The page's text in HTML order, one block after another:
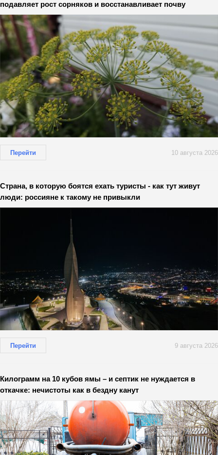
подавляет рост сорняков и восстанавливает почву
Перейти 10 августа 2026
Страна, в которую боятся ехать туристы - как тут живут
люди: россияне к такому не привыкли
Перейти 9 августа 2026
Килограмм на 10 кубов ямы – и септик не нуждается в
откачке: нечистоты как в бездну канут